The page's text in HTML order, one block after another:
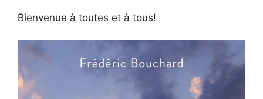
Bienvenue à toutes et à tous!